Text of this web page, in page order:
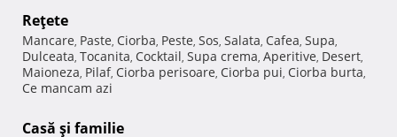
Reţete
Mancare, Paste, Ciorba, Peste, Sos, Salata, Cafea, Supa,
Dulceata, Tocanita, Cocktail, Supa crema, Aperitive, Desert,
Maioneza, Pilaf, Ciorba perisoare, Ciorba pui, Ciorba burta,
Ce mancam azi
Casă şi familie